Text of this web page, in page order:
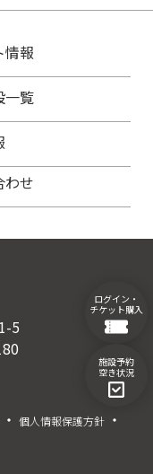
情報
一覧
わせ
ログイン・
チケット購入
施設予約
空き状況
5
個人情報保護方針